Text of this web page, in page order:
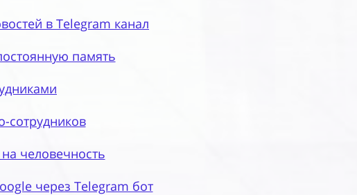
в Telegram канал
память
человечность
через Telegram бот